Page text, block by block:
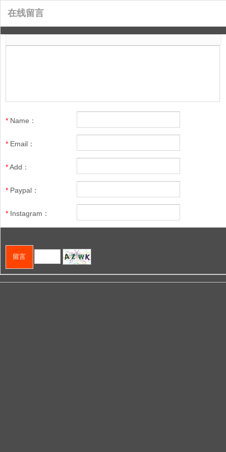
在线留言
* Name ：
* Email ：
*Add ：
* Paypal ：
* Instagram ：